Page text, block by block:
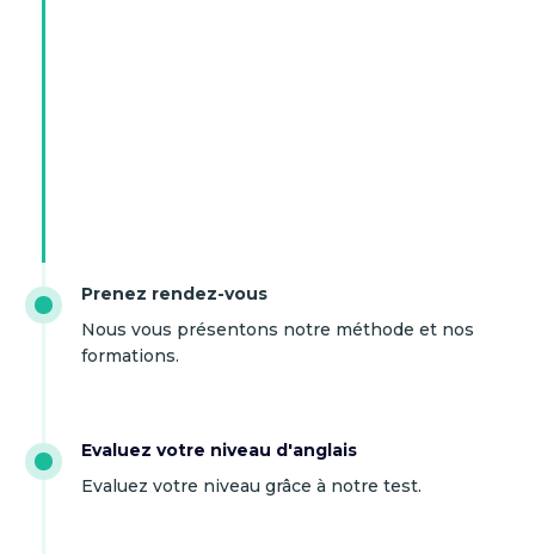
Prenez rendez-vous
Nous vous présentons notre méthode et nos
formations.
Evaluez votre niveau d'anglais
Evaluez votre niveau grâce à notre test.